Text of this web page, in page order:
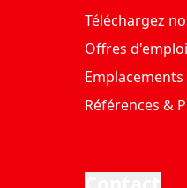
Téléchargez
Offres d'emploi
Emplacements
Références &